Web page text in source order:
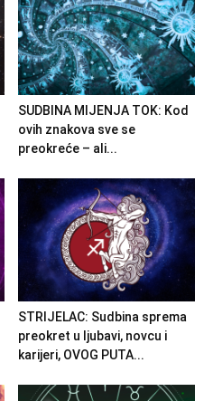
SUDBINA MIJENJA TOK: Kod
ovih znakova sve se
preokreće – ali...
STRIJELAC: Sudbina sprema
preokret u ljubavi, novcu i
karijeri, OVOG PUTA...